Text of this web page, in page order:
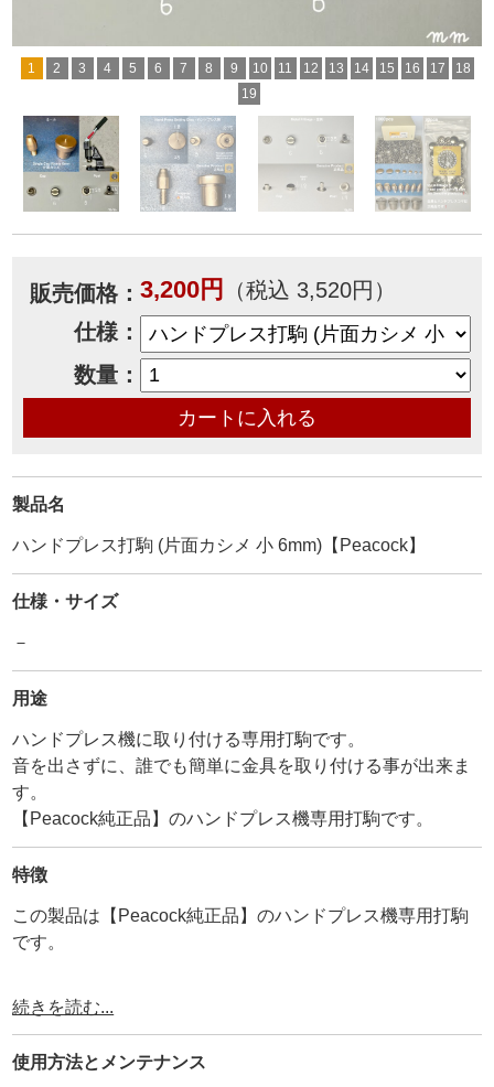
1 2 3 4 5 6 7 8 9 10 11 12 13 14 15 16 17
18
19
販売価格： 3,200円
（税込 3,520円）
仕様：
数量：
製品名
ハンドプレス打駒 (片面カシメ 小 6mm)【Peacock】
仕様・サイズ
－
用途
ハンドプレス機に取り付ける専用打駒です。
音を出さずに、誰でも簡単に金具を取り付ける事が出来ま
す。
【Peacock純正品】のハンドプレス機専用打駒です。
特徴
この製品は【Peacock純正品】のハンドプレス機専用打駒
です。
【Peacock】は創業1922年の日本の老舗金具メーカーで
す。
100年以上に渡り、国内外の高級小物、バック、皮革製品
に使用され続けています。
続きを読む...
使用方法と メンテナンス